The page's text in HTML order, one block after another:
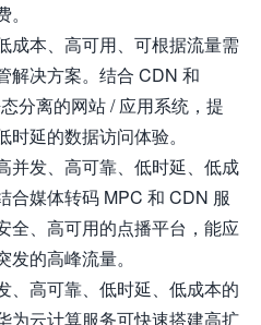
成本、高可用、可根据流量需
解决方案。结合 CDN 和
分离的网站 / 应用系统，提
延的数据访问体验。
并发、高可靠、低时延、低成
合媒体转码 MPC 和 CDN 服
全、高可用的点播平台，能应
的高峰流量。
、高可靠、低时延、低成本的
为云计算服务可快速搭建高扩